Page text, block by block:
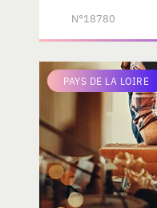
N°18780
PAYS DE LA LOIRE